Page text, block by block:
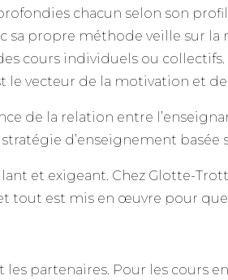
chacun selon son
sa propre méthode veille sur la
cours individuels ou
le vecteur de la motivation et
de la relation entre
d’enseignement basée
et exigeant. Chez Glotte-
tout est mis en œuvre pour que
les partenaires. Pour les cours